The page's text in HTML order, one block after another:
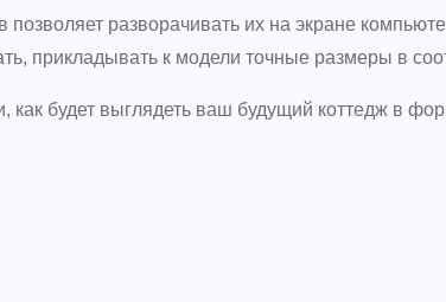
позволяет разворачивать их на экране
прикладывать к модели точные размеры в
будет выглядеть ваш будущий коттедж в